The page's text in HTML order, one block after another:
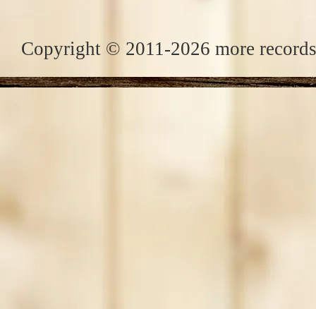
Copyright © 2011-2026 more